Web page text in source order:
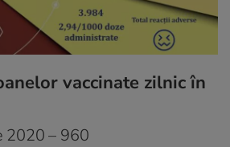
vaccinate zilnic în
2020 – 960